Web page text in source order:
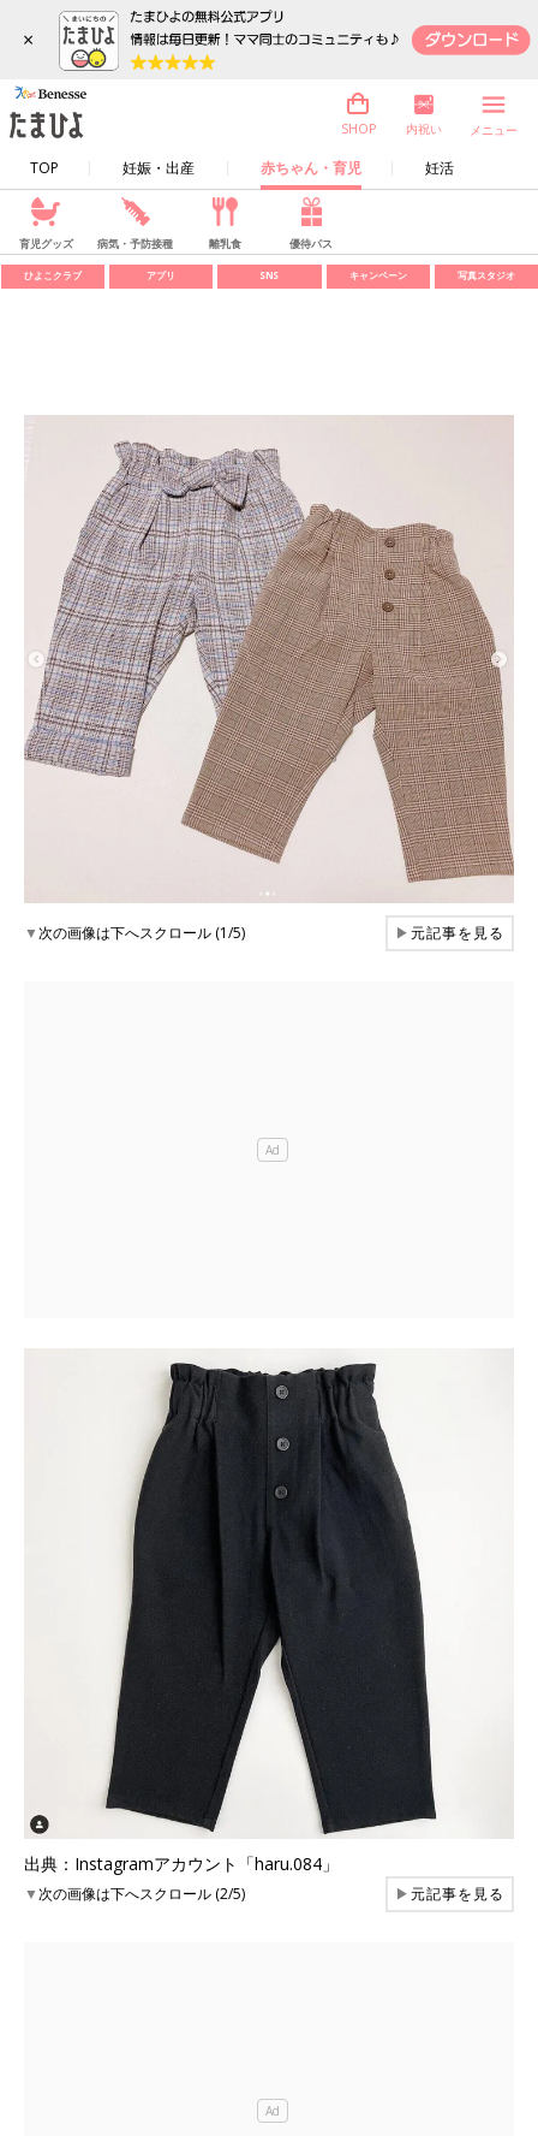
×
TOP 妊娠・出産 赤ちゃん・育児 妊活
SHOP 内祝い メニュー
育児グッズ 病気・予防接種 離乳食 優待パス
ひよこクラブ アプリ SNS キャンペーン 写真スタジオ
▼次の画像は下へスクロール (1/5) ▶元記事を見る
出典：Instagramアカウント「haru.084」
▼次の画像は下へスクロール (2/5) ▶元記事を見る